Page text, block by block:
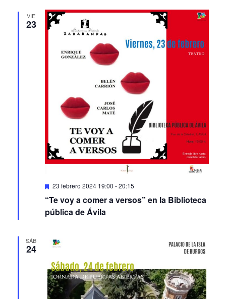
VIE
23
Featured
23 febrero 2024 19:00 -20:15
“Te voy a comer a versos” en la Biblioteca
pública de Ávila
SÁB
24